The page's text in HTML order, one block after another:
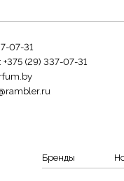
07-31
+375 (29) 337-07-31
Бренды